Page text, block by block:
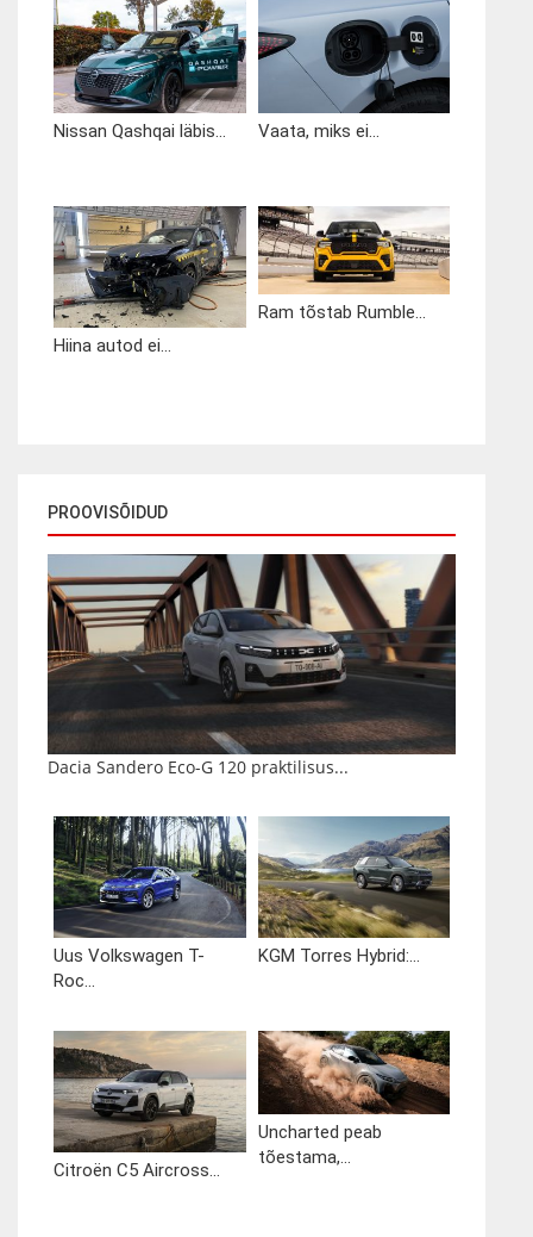
Nissan Qashqai läbis... Vaata, miks ei...
Hiina autod ei...
Ram tõstab Rumble...
PROOVISÕIDUD
Dacia Sandero Eco-G 120 praktilisus...
Uus Volkswagen T-
Roc...
KGM Torres Hybrid:...
Citroën C5 Aircross...
Uncharted peab
tõestama,...